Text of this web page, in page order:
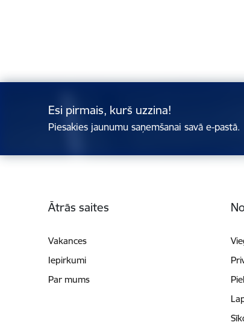
Esi pirmais, kurš uzzina!
Piesakies jaunumu saņemšanai savā e-pastā.
Ātrās saites
Vakances
Iepirkumi
Par mums